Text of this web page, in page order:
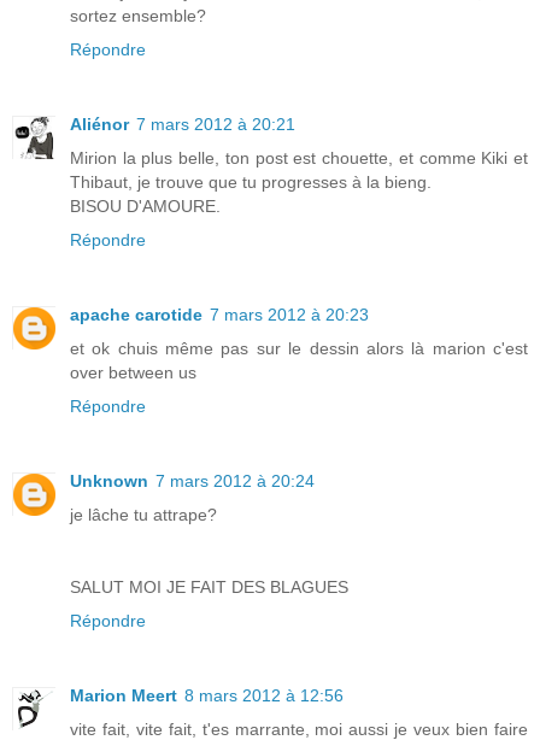
sortez ensemble?
Répondre
Aliénor 7 mars 2012 à 20:21
Mirion la plus belle, ton post est chouette, et comme Kiki et
Thibaut, je trouve que tu progresses à la bieng.
BISOU D'AMOURE.
Répondre
apache carotide 7 mars 2012 à 20:23
et ok chuis même pas sur le dessin alors là marion c'est
over between us
Répondre
Unknown 7 mars 2012 à 20:24
je lâche tu attrape?
SALUT MOI JE FAIT DES BLAGUES
Répondre
Marion Meert 8 mars 2012 à 12:56
vite fait, vite fait, t'es marrante, moi aussi je veux bien faire